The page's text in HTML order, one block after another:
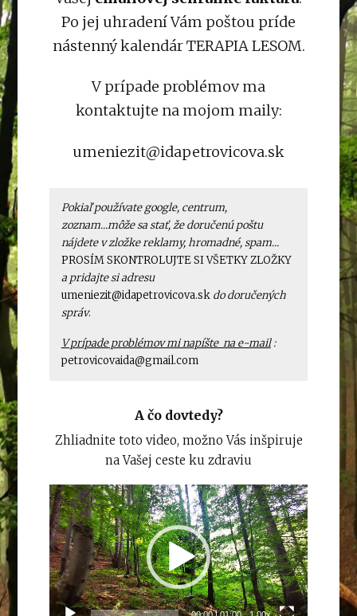
Po jej uhradení Vám poštou príde
nástenný kalendár TERAPIA LESOM.
V prípade problémov ma
kontaktujte na mojom maily:
umeniezit@idapetrovicova.sk
Pokiaľ používate google, centrum,
zoznam...môže sa stať, že doručenú poštu
nájdete v zložke reklamy, hromadné, spam...
PROSÍM SKONTROLUJTE SI VŠETKY ZLOŽKY
a pridajte si adresu
umeniezit@idapetrovicova.sk do doručených
správ.
V prípade problémov mi napíšte na e-mail:
petrovicovaida@gmail.com
A čo dovtedy?
Zhliadnite toto video, možno Vás inšpiruje
na Vašej ceste ku zdraviu
Video
prehrávač